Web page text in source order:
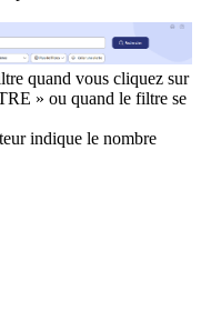
quand vous cliquez sur
» ou quand le filtre se
indique le nombre